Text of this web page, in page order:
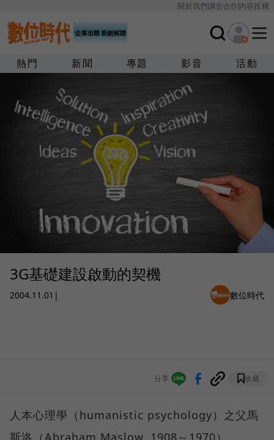
關於我們廣告合作內容授權
熱門 新聞 專題 影音 活動
3G基礎建設啟動的契機
2004.11.01 | 數位時代
分享 收藏
人本心理學（humanistic psychology）之父馬
斯洛（Abraham Maslow, 1908～1970），